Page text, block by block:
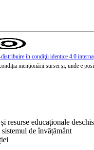
în condiţii identice 4.0
menționării sursei și, unde e
resurse educaționale
de învățământ